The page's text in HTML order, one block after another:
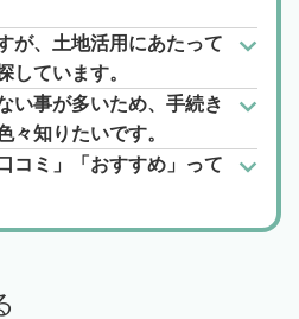
が、土地活用にあたって
しています。
い事が多いため、手続き
々知りたいです。
コミ」「おすすめ」って